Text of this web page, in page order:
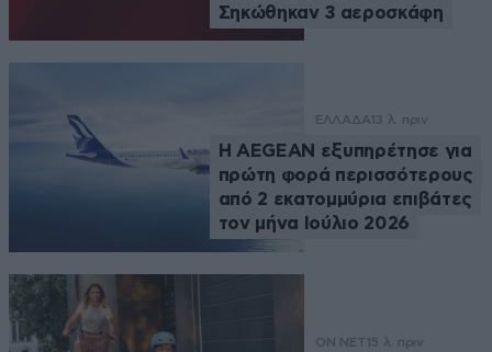
Σηκώθηκαν 3 αεροσκάφη
ΕΛΛΑΔΑ 13 λ. πριν
Η AEGEAN εξυπηρέτησε για
πρώτη φορά περισσότερους
από 2 εκατομμύρια επιβάτες
τον μήνα Ιούλιο 2026
ON NET 15 λ. πριν